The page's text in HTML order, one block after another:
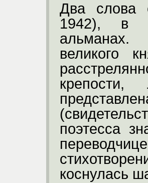
Два слова
1942), в
альманах.
великого
поэтесса
коснулась